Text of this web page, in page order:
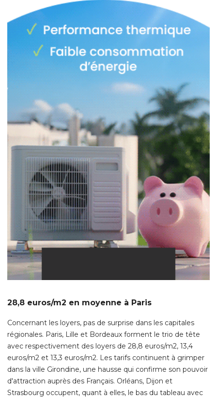
28,8 euros/m2 en moyenne à Paris
Concernant les loyers, pas de surprise dans les capitales
régionales. Paris, Lille et Bordeaux forment le trio de tête
avec respectivement des loyers de 28,8 euros/m2, 13,4
euros/m2 et 13,3 euros/m2. Les tarifs continuent à grimper
dans la ville Girondine, une hausse qui confirme son pouvoir
d'attraction auprès des Français. Orléans, Dijon et
Strasbourg occupent, quant à elles, le bas du tableau avec